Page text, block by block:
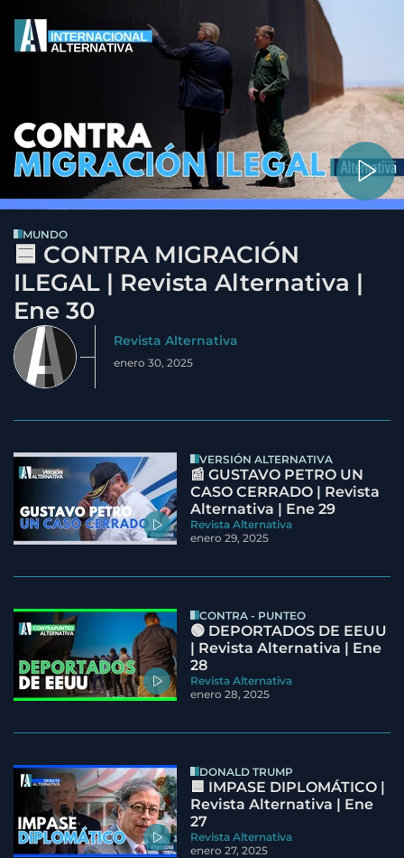
MUNDO
🟦 CONTRA MIGRACIÓN
ILEGAL | Revista Alternativa |
Ene 30
Revista Alternativa
enero 30, 2025
VERSIÓN ALTERNATIVA
📰 GUSTAVO PETRO UN
CASO CERRADO | Revista
Alternativa | Ene 29
Revista Alternativa
enero 29, 2025
CONTRA - PUNTEO
🟢 DEPORTADOS DE EEUU
| Revista Alternativa | Ene
28
Revista Alternativa
enero 28, 2025
DONALD TRUMP
🟦 IMPASE DIPLOMÁTICO |
Revista Alternativa | Ene
27
Revista Alternativa
enero 27, 2025